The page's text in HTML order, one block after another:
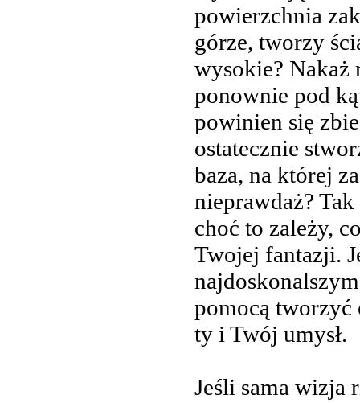
powierzchnia
górze, tworzy
wysokie? Nakaż
ponownie pod
powinien się
ostatecznie
baza, na której
nieprawdaż?
choć to zależy,
Twojej fantazji.
pomocą tworzyć
ty i Twój umysł.
Jeśli sama wizja